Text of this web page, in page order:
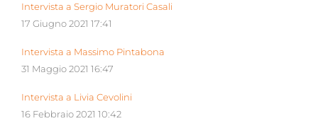
Intervista a Sergio Muratori Casali
17 Giugno 2021 17:41
Intervista a Massimo Pintabona
31 Maggio 2021 16:47
Intervista a Livia Cevolini
16 Febbraio 2021 10:42